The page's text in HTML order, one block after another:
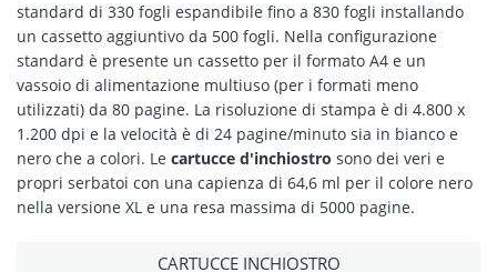
standard di 330 fogli espandibile fino a 830 fogli installando
un cassetto aggiuntivo da 500 fogli. Nella configurazione
standard è presente un cassetto per il formato A4 e un
vassoio di alimentazione multiuso (per i formati meno
utilizzati) da 80 pagine. La risoluzione di stampa è di 4.800 x
1.200 dpi e la velocità è di 24 pagine/minuto sia in bianco e
nero che a colori. Le cartucce d'inchiostro sono dei veri e
propri serbatoi con una capienza di 64,6 ml per il colore nero
nella versione XL e una resa massima di 5000 pagine.
CARTUCCE INCHIOSTRO